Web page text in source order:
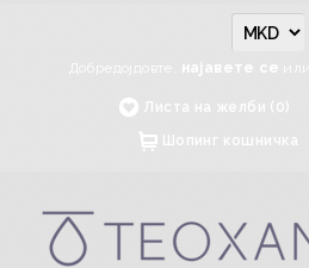
Добредојдовте, најавете се или
Листа на желби (0)
Шопинг кошничка